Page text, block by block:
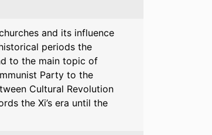
and its influence
periods the
to the main topic of
Party to the
Cultural Revolution
the Xi’s era until the